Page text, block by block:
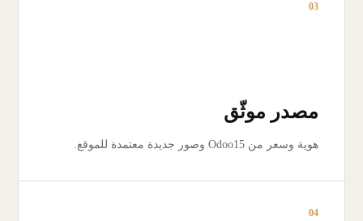
03
مصدر موثّق
هوية وسعر من Odoo15 وصور جديدة معتمدة للموقع.
04